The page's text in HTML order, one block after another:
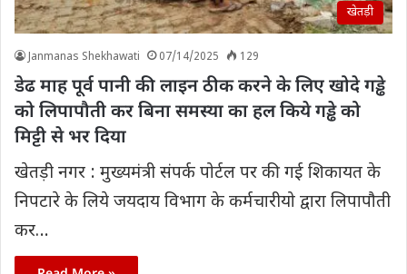
खेतड़ी
Janmanas Shekhawati 07/14/2025 129
डेढ माह पूर्व पानी की लाइन ठीक करने के लिए खोदे गड्ढे
को लिपापौती कर बिना समस्या का हल किये गड्ढे को
मिट्टी से भर दिया
खेतड़ी नगर : मुख्यमंत्री संपर्क पोर्टल पर की गई शिकायत के
निपटारे के लिये जयदाय विभाग के कर्मचारीयो द्वारा लिपापौती
कर…